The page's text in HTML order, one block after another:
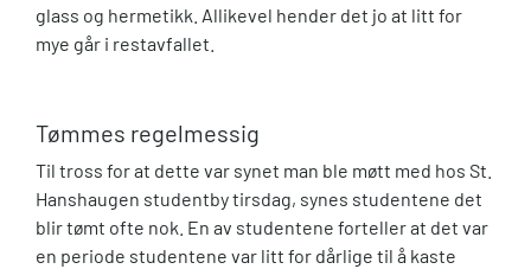
glass og hermetikk. Allikevel hender det jo at litt for
mye går i restavfallet.
Tømmes regelmessig
Til tross for at dette var synet man ble møtt med hos St.
Hanshaugen studentby tirsdag, synes studentene det
blir tømt ofte nok. En av studentene forteller at det var
en periode studentene var litt for dårlige til å kaste